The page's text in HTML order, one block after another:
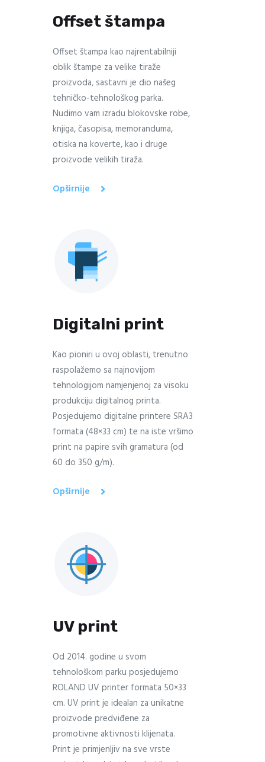
Offset štampa
Offset štampa kao najrentabilniji
oblik štampe za velike tiraže
proizvoda, sastavni je dio našeg
tehničko-tehnološkog parka.
Nudimo vam izradu blokovske robe,
knjiga, časopisa, memoranduma,
otiska na koverte, kao i druge
proizvode velikih tiraža.
Opširnije
Digitalni print
Kao pioniri u ovoj oblasti, trenutno
raspolažemo sa najnovijom
tehnologijom namjenjenoj za visoku
produkciju digitalnog printa.
Posjedujemo digitalne printere SRA3
formata (48×33 cm) te na iste vršimo
print na papire svih gramatura (od
60 do 350 g/m).
Opširnije
UV print
Od 2014. godine u svom
tehnološkom parku posjedujemo
ROLAND UV printer formata 50×33
cm. UV print je idealan za unikatne
proizvode predviđene za
promotivne aktivnosti klijenata.
Print je primjenljiv na sve vrste